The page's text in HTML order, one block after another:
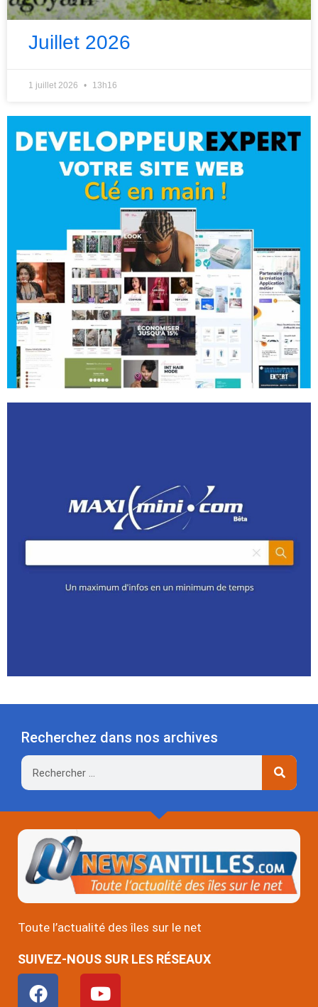
Juillet 2026
1 juillet 2026 13h16
Recherchez dans nos archives
Rechercher
Toute l’actualité des îles sur le net
SUIVEZ-NOUS SUR LES RÉSEAUX
F
a
Y
o